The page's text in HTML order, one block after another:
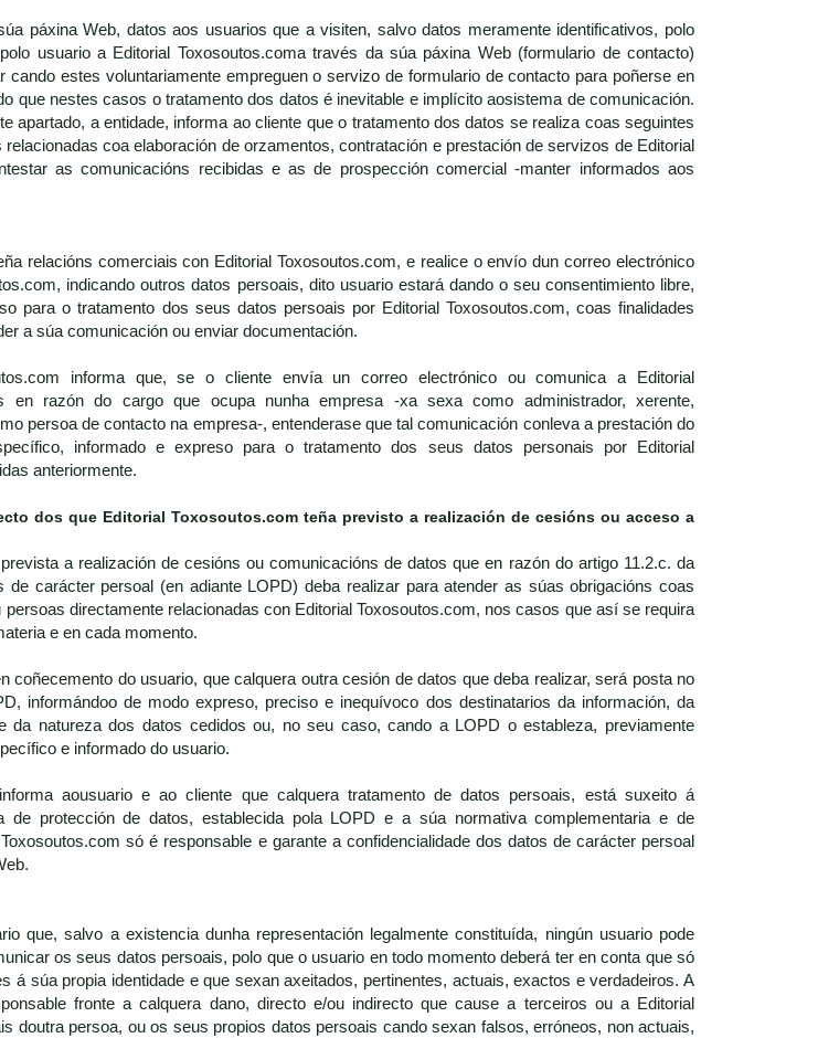
páxina Web, datos aos usuarios que a visiten, salvo datos meramente identificativos, polo
usuario a Editorial Toxosoutos.coma través da súa páxina Web (formulario de contacto)
cando estes voluntariamente empreguen o servizo de formulario de contacto para poñerse en
que nestes casos o tratamento dos datos é inevitable e implícito aosistema de comunicación.
apartado, a entidade, informa ao cliente que o tratamento dos datos se realiza coas seguintes
coa elaboración de orzamentos, contratación e prestación de servizos de Editorial
as comunicacións recibidas e as de prospección comercial -manter informados aos
relacións comerciais con Editorial Toxosoutos.com, e realice o envío dun correo electrónico
indicando outros datos persoais, dito usuario estará dando o seu consentimiento libre,
para o tratamento dos seus datos persoais por Editorial Toxosoutos.com, coas finalidades
a súa comunicación ou enviar documentación.
informa que, se o cliente envía un correo electrónico ou comunica a Editorial
en razón do cargo que ocupa nunha empresa -xa sexa como administrador, xerente,
persoa de contacto na empresa-, entenderase que tal comunicación conleva a prestación do
informado e expreso para o tratamento dos seus datos personais por Editorial
anteriormente.
dos que Editorial Toxosoutos.com teña previsto a realización de cesións ou acceso a
a realización de cesións ou comunicacións de datos que en razón do artigo 11.2.c. da
de carácter persoal (en adiante LOPD) deba realizar para atender as súas obrigacións coas
directamente relacionadas con Editorial Toxosoutos.com, nos casos que así se requira
e en cada momento.
coñecemento do usuario, que calquera outra cesión de datos que deba realizar, será posta no
informándoo de modo expreso, preciso e inequívoco dos destinatarios da información, da
da natureza dos datos cedidos ou, no seu caso, cando a LOPD o estableza, previamente
e informado do usuario.
aousuario e ao cliente que calquera tratamento de datos persoais, está suxeito á
de protección de datos, establecida pola LOPD e a súa normativa complementaria e de
só é responsable e garante a confidencialidade dos datos de carácter persoal
que, salvo a existencia dunha representación legalmente constituída, ningún usuario pode
os seus datos persoais, polo que o usuario en todo momento deberá ter en conta que só
á súa propia identidade e que sexan axeitados, pertinentes, actuais, exactos e verdadeiros. A
fronte a calquera dano, directo e/ou indirecto que cause a terceiros ou a Editorial
doutra persoa, ou os seus propios datos persoais cando sexan falsos, erróneos, non actuais,